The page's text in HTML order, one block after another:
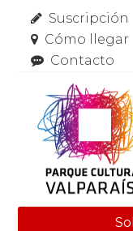
Suscripción
Cómo llegar
Contacto